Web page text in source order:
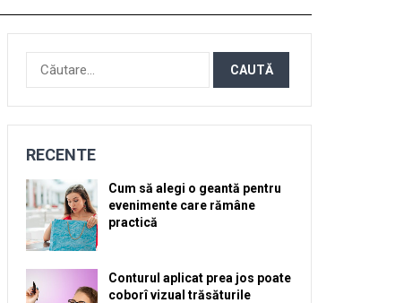
Caută
după:
RECENTE
Cum să alegi o geantă pentru
evenimente care rămâne
practică
Conturul aplicat prea jos poate
coborî vizual trăsăturile